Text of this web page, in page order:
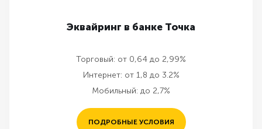
Эквайринг в банке Точка
Торговый: от 0,64 до 2,99%
Интернет: от 1,8 до 3.2%
Мобильный: до 2,7%
ПОДРОБНЫЕ УСЛОВИЯ